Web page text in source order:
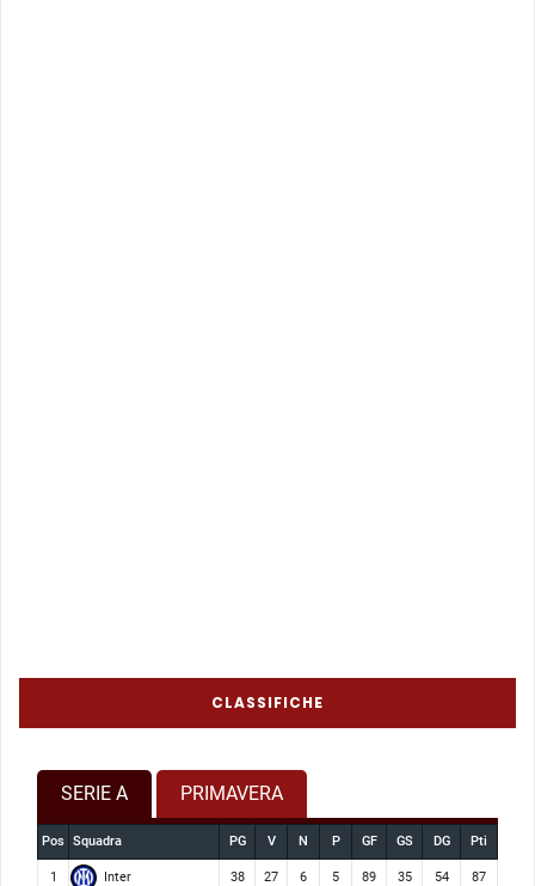
CLASSIFICHE
SERIE A PRIMAVERA
Pos Squadra PG V N P GF GS DG Pti
1 Inter 38 27 6 5 89 35 54 87